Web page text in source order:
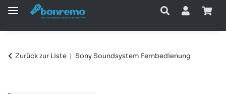
Zurück zur Liste Sony Soundsystem Fernbedienung